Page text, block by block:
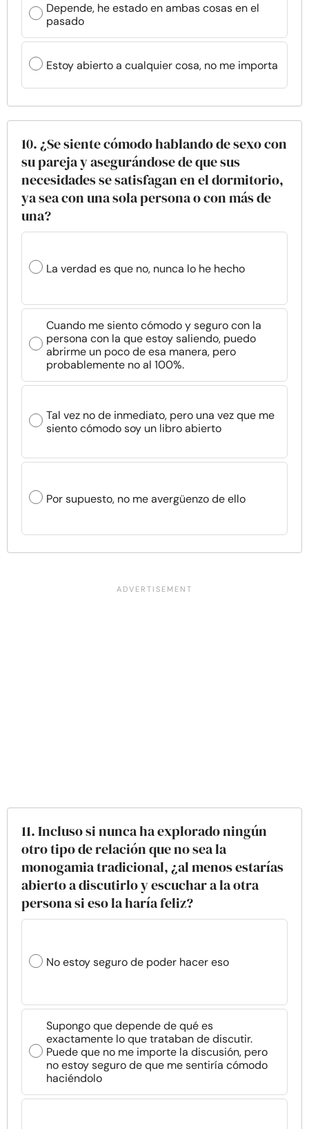
Depende, he estado en ambas cosas en el
pasado
Estoy abierto a cualquier cosa, no me importa
10. ¿Se siente cómodo hablando de sexo con
su pareja y asegurándose de que sus
necesidades se satisfagan en el dormitorio,
ya sea con una sola persona o con más de
una?
La verdad es que no, nunca lo he hecho
Cuando me siento cómodo y seguro con la
persona con la que estoy saliendo, puedo
abrirme un poco de esa manera, pero
probablemente no al 100%.
Tal vez no de inmediato, pero una vez que me
siento cómodo soy un libro abierto
Por supuesto, no me avergüenzo de ello
11. Incluso si nunca ha explorado ningún
otro tipo de relación que no sea la
monogamia tradicional, ¿al menos estarías
abierto a discutirlo y escuchar a la otra
persona si eso la haría feliz?
No estoy seguro de poder hacer eso
Supongo que depende de qué es
exactamente lo que trataban de discutir.
Puede que no me importe la discusión, pero
no estoy seguro de que me sentiría cómodo
haciéndolo